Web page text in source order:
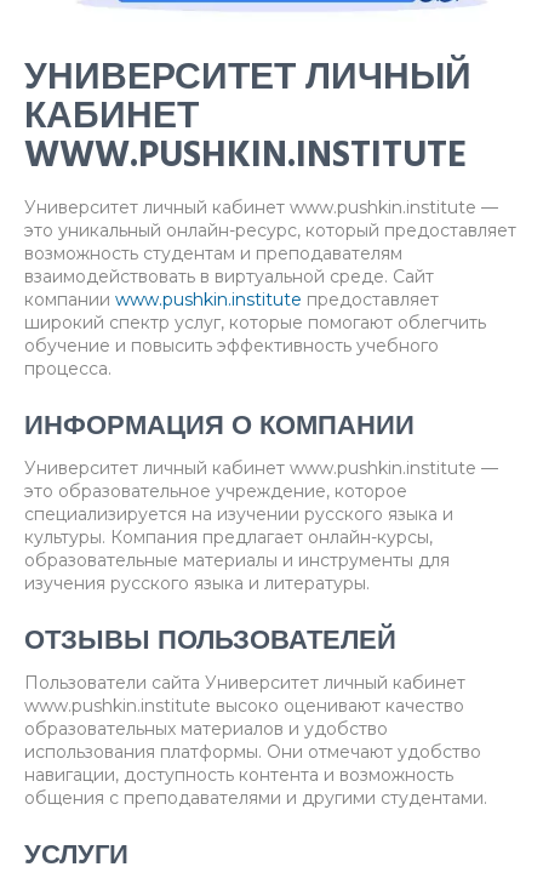
УНИВЕРСИТЕТ ЛИЧНЫЙ
КАБИНЕТ
WWW.PUSHKIN.INSTITUTE
Университет личный кабинет www.pushkin.institute —
это уникальный онлайн-ресурс, который предоставляет
возможность студентам и преподавателям
взаимодействовать в виртуальной среде. Сайт
компании www.pushkin.institute предоставляет
широкий спектр услуг, которые помогают облегчить
обучение и повысить эффективность учебного
процесса.
ИНФОРМАЦИЯ О КОМПАНИИ
Университет личный кабинет www.pushkin.institute —
это образовательное учреждение, которое
специализируется на изучении русского языка и
культуры. Компания предлагает онлайн-курсы,
образовательные материалы и инструменты для
изучения русского языка и литературы.
ОТЗЫВЫ ПОЛЬЗОВАТЕЛЕЙ
Пользователи сайта Университет личный кабинет
www.pushkin.institute высоко оценивают качество
образовательных материалов и удобство
использования платформы. Они отмечают удобство
навигации, доступность контента и возможность
общения с преподавателями и другими студентами.
УСЛУГИ